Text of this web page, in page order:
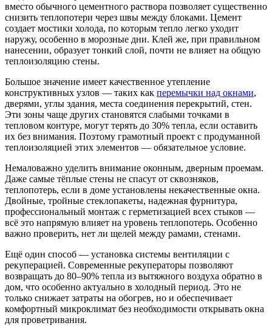
вместо обычного цементного раствора позволяет существенно
снизить теплопотери через швы между блоками. Цемент
создает мостики холода, по которым тепло легко уходит
наружу, особенно в морозные дни. Клей же, при правильном
нанесении, образует тонкий слой, почти не влияет на общую
теплоизоляцию стены.
Большое значение имеет качественное утепление
конструктивных узлов — таких как перемычки над окнами,
дверями, углы здания, места соединения перекрытий, стен.
Эти зоны чаще других становятся слабыми точками в
тепловом контуре, могут терять до 30% тепла, если оставить
их без внимания. Поэтому грамотный проект с продуманной
теплоизоляцией этих элементов — обязательное условие.
Немаловажно уделить внимание оконным, дверным проемам.
Даже самые тёплые стены не спасут от сквозняков,
теплопотерь, если в доме установлены некачественные окна.
Двойные, тройные стеклопакеты, надежная фурнитура,
профессиональный монтаж с герметизацией всех стыков —
всё это напрямую влияет на уровень теплопотерь. Особенно
важно проверить, нет ли щелей между рамами, стенами.
Ещё один способ — установка системы вентиляции с
рекуперацией. Современные рекуператоры позволяют
возвращать до 80–90% тепла из вытяжного воздуха обратно в
дом, что особенно актуально в холодный период. Это не
только снижает затраты на обогрев, но и обеспечивает
комфортный микроклимат без необходимости открывать окна
для проветривания.